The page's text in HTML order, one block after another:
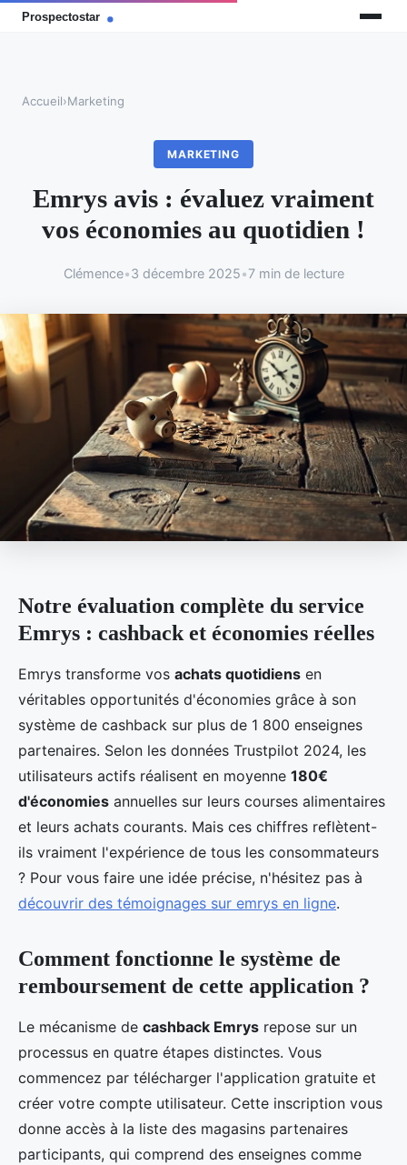
Accueil›Marketing
MARKETING
Emrys avis : évaluez vraiment
vos économies au quotidien !
Clémence•3 décembre 2025•7 min de lecture
Notre évaluation complète du service
Emrys : cashback et économies réelles
Emrys transforme vos achats quotidiens en
véritables opportunités d'économies grâce à son
système de cashback sur plus de 1 800 enseignes
partenaires. Selon les données Trustpilot 2024, les
utilisateurs actifs réalisent en moyenne 180€
d'économies annuelles sur leurs courses alimentaires
et leurs achats courants. Mais ces chiffres reflètent-
ils vraiment l'expérience de tous les consommateurs
? Pour vous faire une idée précise, n'hésitez pas à
découvrir des témoignages sur emrys en ligne.
Comment fonctionne le système de
remboursement de cette application ?
Le mécanisme de cashback Emrys repose sur un
processus en quatre étapes distinctes. Vous
commencez par télécharger l'application gratuite et
créer votre compte utilisateur. Cette inscription vous
donne accès à la liste des magasins partenaires
participants, qui comprend des enseignes comme